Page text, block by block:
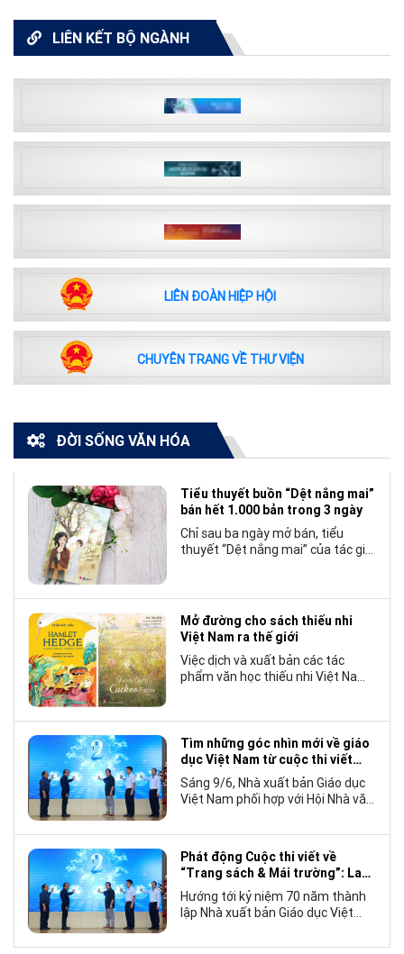
LIÊN KẾT BỘ NGÀNH
LIÊN ĐOÀN HIỆP HỘI
CHUYÊN TRANG VỀ THƯ VIỆN
ĐỜI SỐNG VĂN HÓA
Tiểu thuyết buồn “Dệt nắng mai”
bán hết 1.000 bản trong 3 ngày
Chỉ sau ba ngày mở bán, tiểu
thuyết “Dệt nắng mai” của tác giả
chương trẻ khi cán mốc 1.000 bản
tiêu thụ.
Mở đường cho sách thiếu nhi
Việt Nam ra thế giới
Việc dịch và xuất bản các tác
phẩm văn học thiếu nhi Việt Nam
tế, mà còn góp phần đưa những
câu chuyện mang đậm bản sắc
văn hóa Việt Nam bước ra thế giới.
Tìm những góc nhìn mới về giáo
dục Việt Nam từ cuộc thi viết
“Trang sách và Mái trường”
Sáng 9/6, Nhà xuất bản Giáo dục
Việt Nam phối hợp với Hội Nhà văn
cuộc thi viết về “Trang sách và
Mái trường”, hướng tới kỷ niệm 70
năm thành lập Nhà xuất bản Giáo
dục Việt Nam vào năm 2027.
Phát động Cuộc thi viết về
“Trang sách & Mái trường”: Lan
tỏa tình yêu học tập, tôn vinh
những giá trị bền vững của giáo
dục
Hướng tới kỷ niệm 70 năm thành
lập Nhà xuất bản Giáo dục Việt
NXBGDVN phối hợp với Hội Nhà